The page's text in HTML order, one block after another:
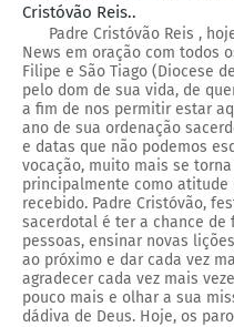
Cristóvão Reis..
Padre Cristóvão Reis ,
News em oração com todos
Filipe e São Tiago (Diocese
pelo dom de sua vida, de
a fim de nos permitir estar
ano de sua ordenação
e datas que não podemos
vocação, muito mais se
principalmente como atitude
recebido. Padre Cristóvão,
sacerdotal é ter a chance de
pessoas, ensinar novas
ao próximo e dar cada vez
agradecer cada vez mais
pouco mais e olhar a sua
dádiva de Deus. Hoje, os